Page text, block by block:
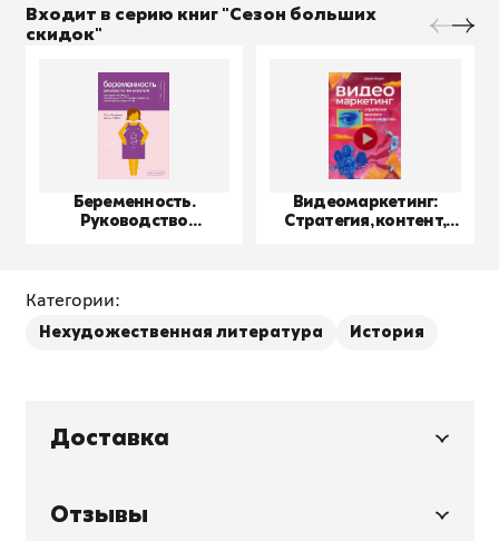
Входит в серию книг "Сезон больших
скидок"
Беременность.
Руководство
Видеомаркетинг:
Стратегия, контент,
Категории:
Нехудожественная литература История
Доставка
Отзывы